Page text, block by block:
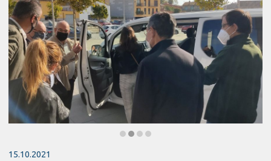
15.10.2021